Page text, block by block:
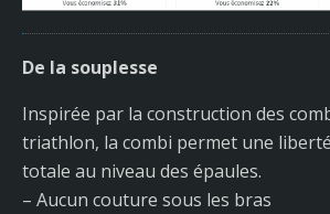
De la souplesse
Inspirée par la construction des
triathlon, la combi permet une
totale au niveau des épaules.
– Aucun couture sous les bras